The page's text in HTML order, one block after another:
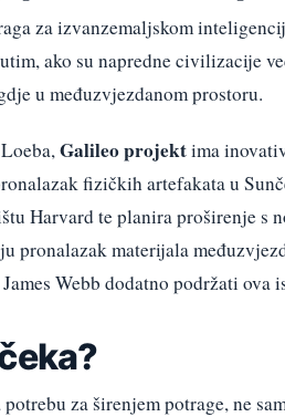
za izvanzemaljskom
ako su napredne civilizacije
u međuzvjezdanom prostoru.
Galileo projektima
fizičkih artefakata u
Harvard te planira proširenje s
pronalazak materijala
Webb dodatno podržati ova
za širenjem potrage, ne